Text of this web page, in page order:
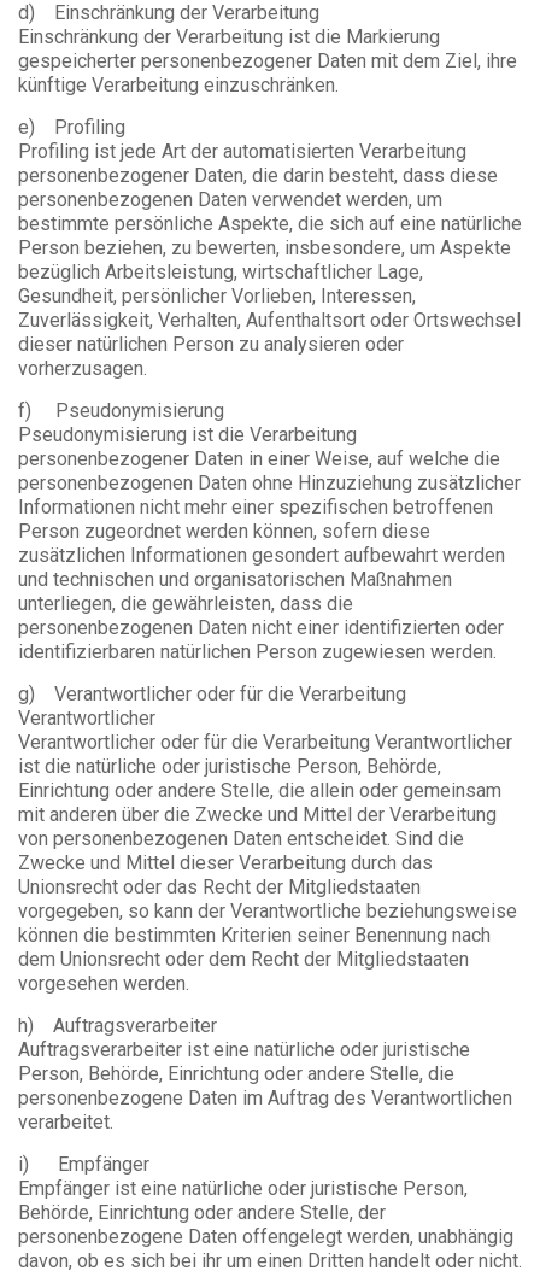
d) Einschränkung der Verarbeitung
Einschränkung der Verarbeitung ist die Markierung
gespeicherter personenbezogener Daten mit dem Ziel, ihre
künftige Verarbeitung einzuschränken.
e) Profiling
Profiling ist jede Art der automatisierten Verarbeitung
personenbezogener Daten, die darin besteht, dass diese
personenbezogenen Daten verwendet werden, um
bestimmte persönliche Aspekte, die sich auf eine natürliche
Person beziehen, zu bewerten, insbesondere, um Aspekte
bezüglich Arbeitsleistung, wirtschaftlicher Lage,
Gesundheit, persönlicher Vorlieben, Interessen,
Zuverlässigkeit, Verhalten, Aufenthaltsort oder Ortswechsel
dieser natürlichen Person zu analysieren oder
vorherzusagen.
f) Pseudonymisierung
Pseudonymisierung ist die Verarbeitung
personenbezogener Daten in einer Weise, auf welche die
personenbezogenen Daten ohne Hinzuziehung zusätzlicher
Informationen nicht mehr einer spezifischen betroffenen
Person zugeordnet werden können, sofern diese
zusätzlichen Informationen gesondert aufbewahrt werden
und technischen und organisatorischen Maßnahmen
unterliegen, die gewährleisten, dass die
personenbezogenen Daten nicht einer identifizierten oder
identifizierbaren natürlichen Person zugewiesen werden.
g) Verantwortlicher oder für die Verarbeitung
Verantwortlicher
Verantwortlicher oder für die Verarbeitung Verantwortlicher
ist die natürliche oder juristische Person, Behörde,
Einrichtung oder andere Stelle, die allein oder gemeinsam
mit anderen über die Zwecke und Mittel der Verarbeitung
von personenbezogenen Daten entscheidet. Sind die
Zwecke und Mittel dieser Verarbeitung durch das
Unionsrecht oder das Recht der Mitgliedstaaten
vorgegeben, so kann der Verantwortliche beziehungsweise
können die bestimmten Kriterien seiner Benennung nach
dem Unionsrecht oder dem Recht der Mitgliedstaaten
vorgesehen werden.
h) Auftragsverarbeiter
Auftragsverarbeiter ist eine natürliche oder juristische
Person, Behörde, Einrichtung oder andere Stelle, die
personenbezogene Daten im Auftrag des Verantwortlichen
verarbeitet.
i) Empfänger
Empfänger ist eine natürliche oder juristische Person,
Behörde, Einrichtung oder andere Stelle, der
personenbezogene Daten offengelegt werden, unabhängig
davon, ob es sich bei ihr um einen Dritten handelt oder nicht.